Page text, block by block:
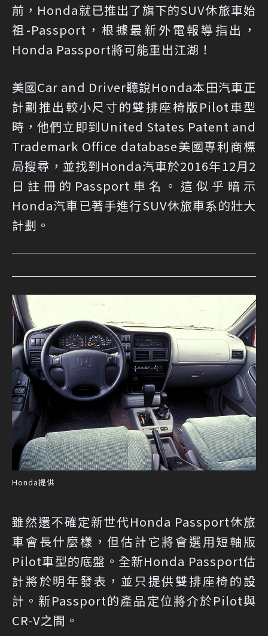
前，Honda就已推出了旗下的SUV休旅車始
祖-Passport，根據最新外電報導指出，
Honda Passport將可能重出江湖！
美國Car and Driver聽說Honda本田汽車正
計劃推出較小尺寸的雙排座椅版Pilot車型
時，他們立即到United States Patent and
Trademark Office database美國專利商標
局搜尋，並找到Honda汽車於2016年12月2
日註冊的Passport車名。這似乎暗示
Honda汽車已著手進行SUV休旅車系的壯大
計劃。
Honda提供
雖然還不確定新世代Honda Passport休旅
車會長什麼樣，但估計它將會選用短軸版
Pilot車型的底盤。全新Honda Passport估
計將於明年發表，並只提供雙排座椅的設
計。新Passport的產品定位將介於Pilot與
CR-V之間。